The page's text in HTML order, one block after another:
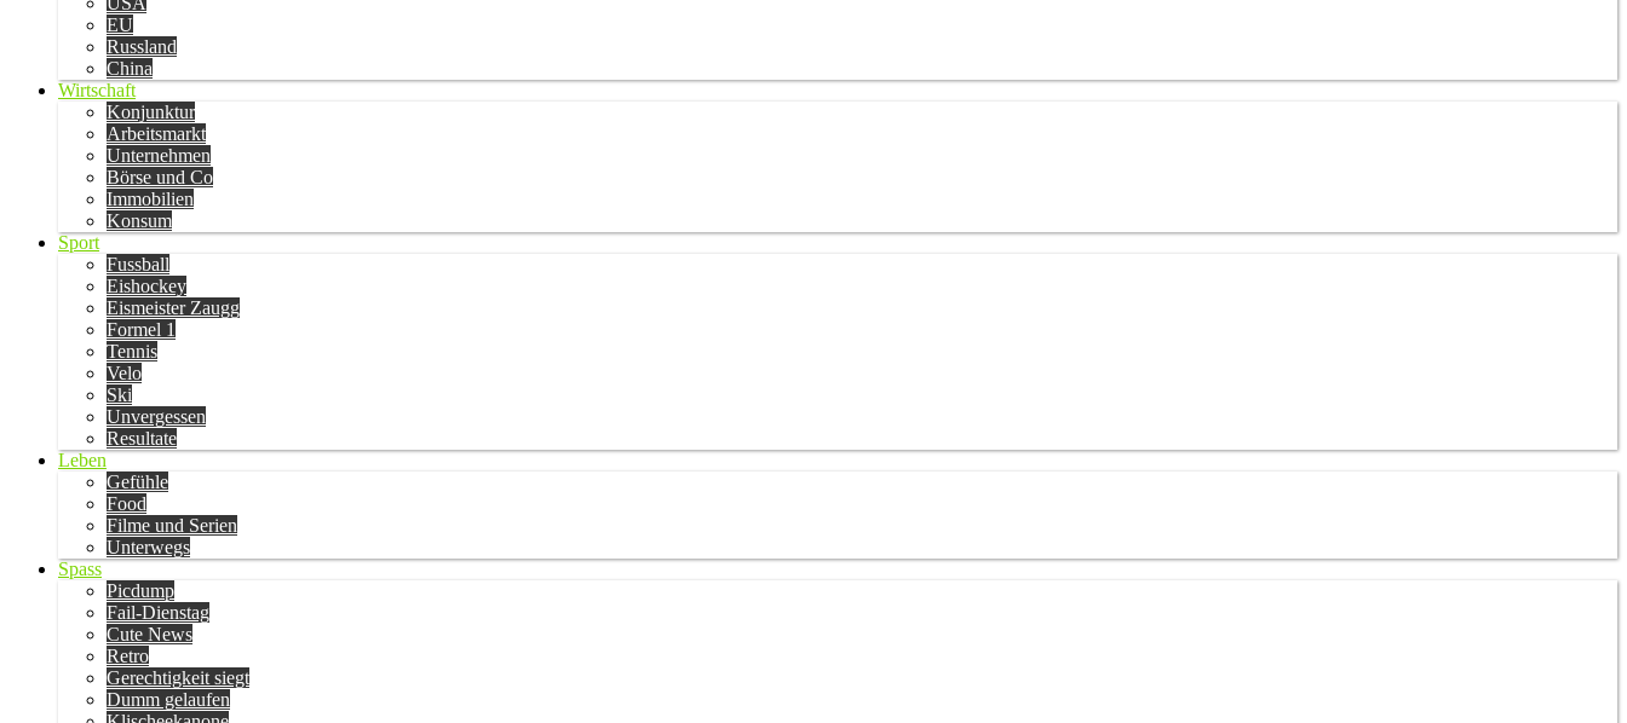
EU
Russland
China
Wirtschaft
Konjunktur
Arbeitsmarkt
Unternehmen
Börse und Co
Immobilien
Konsum
Sport
Fussball
Eishockey
Eismeister Zaugg
Formel 1
Tennis
Velo
Ski
Unvergessen
Resultate
Leben
Gefühle
Food
Filme und Serien
Unterwegs
Spass
Picdump
Fail-Dienstag
Cute News
Retro
Gerechtigkeit siegt
Dumm gelaufen